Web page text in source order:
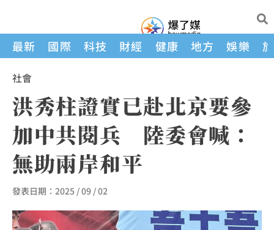
最新 國際 科技 財經 健康 地方 娛樂
社會
洪秀柱證實已赴北京要參
加中共閱兵 陸委會喊：
無助兩岸和平
發表日期： 2025 / 09 / 02